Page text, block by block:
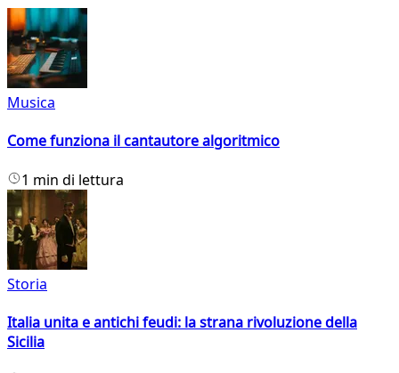
Musica
Come funziona il cantautore algoritmico
1 min di lettura
Storia
Italia unita e antichi feudi: la strana rivoluzione della
Sicilia